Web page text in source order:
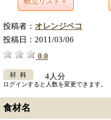
投稿者： オレンジペコ
投稿日： 2011/03/06
0.0
4人分
ログインすると人数を変更できます。
食材名